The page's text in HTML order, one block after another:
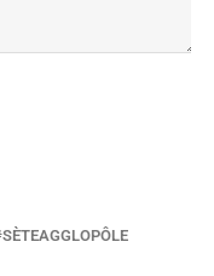
SÈTEAGGLOPÔLE